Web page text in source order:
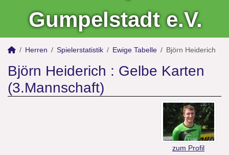
Gumpelstadt e.V.
Herren Spielerstatistik Ewige Tabelle Björn Heiderich
Björn Heiderich : Gelbe Karten
(3.Mannschaft)
zum Profil